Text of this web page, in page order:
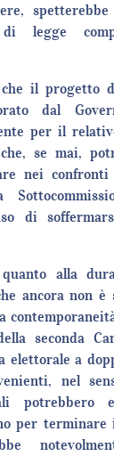
spetterebbe
legge
che il progetto
dal
per il
se mai,
nei confronti
di
alla
ancora non è
seconda
elettorale a
nel
potrebbero
per